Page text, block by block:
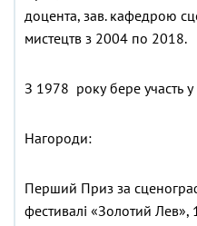
доцента, зав. кафедрою
мистецтв з 2004 по 2018.
З 1978 року бере участь у
Нагороди:
Перший Приз за
фестивалі «Золотий Лев»,